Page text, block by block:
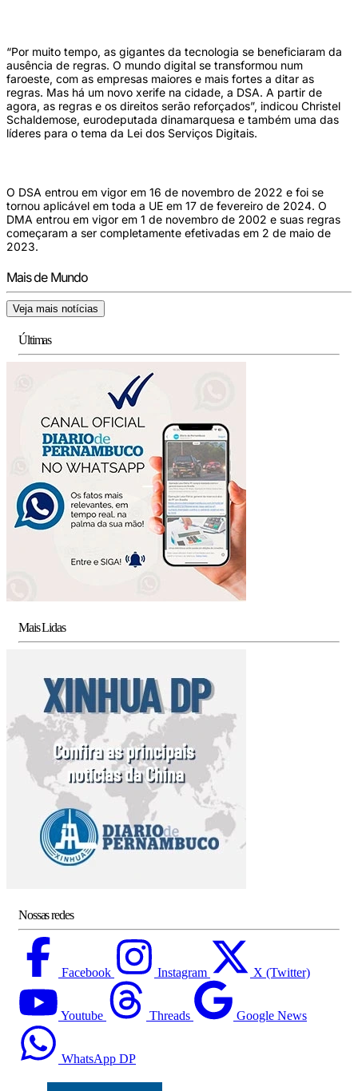
“Por muito tempo, as gigantes da tecnologia se beneficiaram da
ausência de regras. O mundo digital se transformou num
faroeste, com as empresas maiores e mais fortes a ditar as
regras. Mas há um novo xerife na cidade, a DSA. A partir de
agora, as regras e os direitos serão reforçados”, indicou Christel
Schaldemose, eurodeputada dinamarquesa e também uma das
líderes para o tema da Lei dos Serviços Digitais.
O DSA entrou em vigor em 16 de novembro de 2022 e foi se
tornou aplicável em toda a UE em 17 de fevereiro de 2024. O
DMA entrou em vigor em 1 de novembro de 2002 e suas regras
começaram a ser completamente efetivadas em 2 de maio de
2023.
Mais de Mundo
Veja mais notícias
Últimas
Mais Lidas
Nossas redes
Facebook Instagram X (Twitter)
Youtube Threads Google News
WhatsApp DP